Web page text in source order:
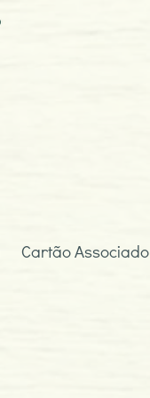
Cartão Associado